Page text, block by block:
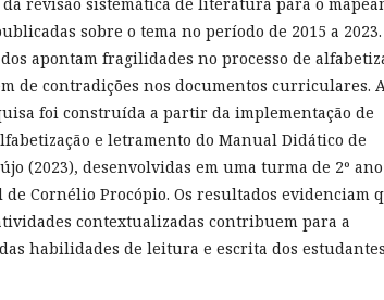
sobre o tema no período de 2015 a 2023.
apontam fragilidades no processo de
de contradições nos documentos curriculares.
foi construída a partir da implementação de
e letramento do Manual Didático de
(2023), desenvolvidas em uma turma de 2º
Cornélio Procópio. Os resultados evidenciam
contextualizadas contribuem para a
habilidades de leitura e escrita dos